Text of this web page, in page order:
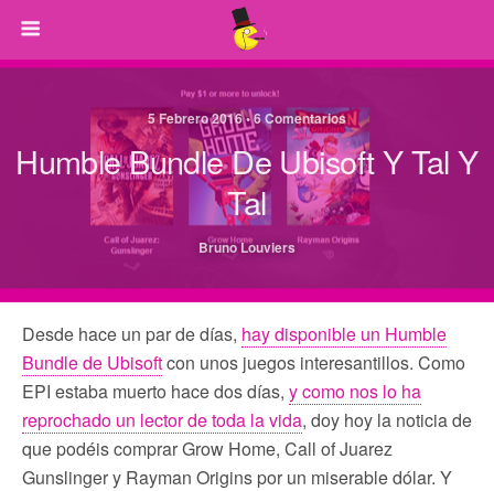
5 Febrero 2016 • 6 Comentarios
Humble Bundle De Ubisoft Y Tal Y
Tal
Bruno Louviers
Desde hace un par de días, hay disponible un Humble
Bundle de Ubisoftcon unos juegos interesantillos. Como
EPI estaba muerto hace dos días, y como nos lo ha
reprochado un lector de toda la vida, doy hoy la noticia de
que podéis comprar Grow Home, Call of Juarez
Gunslinger y Rayman Origins por un miserable dólar. Y